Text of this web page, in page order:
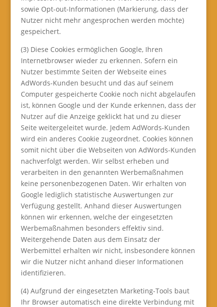
sowie Opt-out-Informationen (Markierung, dass der
Nutzer nicht mehr angesprochen werden möchte)
gespeichert.
(3) Diese Cookies ermöglichen Google, Ihren
Internetbrowser wieder zu erkennen. Sofern ein
Nutzer bestimmte Seiten der Webseite eines
AdWords-Kunden besucht und das auf seinem
Computer gespeicherte Cookie noch nicht abgelaufen
ist, können Google und der Kunde erkennen, dass der
Nutzer auf die Anzeige geklickt hat und zu dieser
Seite weitergeleitet wurde. Jedem AdWords-Kunden
wird ein anderes Cookie zugeordnet. Cookies können
somit nicht über die Webseiten von AdWords-Kunden
nachverfolgt werden. Wir selbst erheben und
verarbeiten in den genannten Werbemaßnahmen
keine personenbezogenen Daten. Wir erhalten von
Google lediglich statistische Auswertungen zur
Verfügung gestellt. Anhand dieser Auswertungen
können wir erkennen, welche der eingesetzten
Werbemaßnahmen besonders effektiv sind.
Weitergehende Daten aus dem Einsatz der
Werbemittel erhalten wir nicht, insbesondere können
wir die Nutzer nicht anhand dieser Informationen
identifizieren.
(4) Aufgrund der eingesetzten Marketing-Tools baut
Ihr Browser automatisch eine direkte Verbindung mit